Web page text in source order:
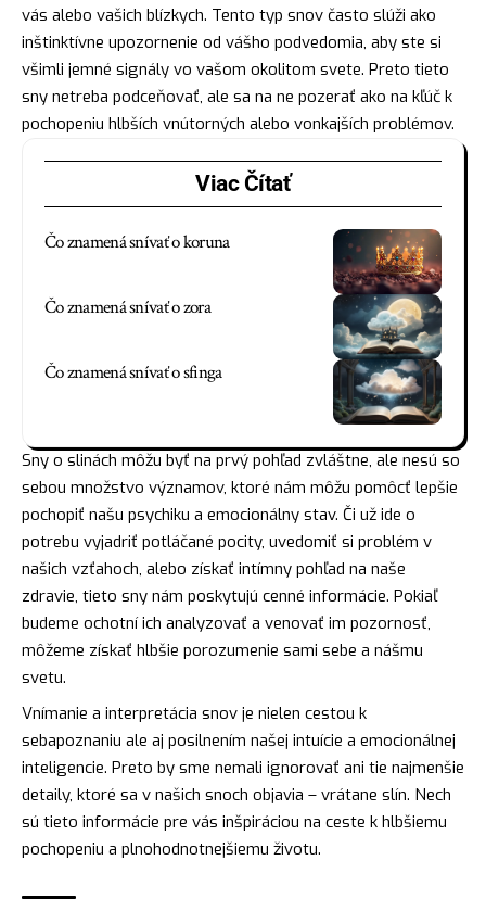
vás alebo vašich blízkych. Tento typ snov často slúži ako
inštinktívne upozornenie od vášho podvedomia, aby ste si
všimli jemné signály vo vašom okolitom svete. Preto tieto
sny netreba podceňovať, ale sa na ne pozerať ako na kľúč k
pochopeniu hlbších vnútorných alebo vonkajších problémov.
Viac Čítať
Čo znamená snívať o koruna
Čo znamená snívať o zora
Čo znamená snívať o sfinga
Sny o slinách môžu byť na prvý pohľad zvláštne, ale nesú so
sebou množstvo významov, ktoré nám môžu pomôcť lepšie
pochopiť našu psychiku a emocionálny stav. Či už ide o
potrebu vyjadriť potláčané pocity, uvedomiť si problém v
našich vzťahoch, alebo získať intímny pohľad na naše
zdravie, tieto sny nám poskytujú cenné informácie. Pokiaľ
budeme ochotní ich analyzovať a venovať im pozornosť,
môžeme získať hlbšie porozumenie sami sebe a nášmu
svetu.
Vnímanie a interpretácia snov je nielen cestou k
sebapoznaniu ale aj posilnením našej intuície a emocionálnej
inteligencie. Preto by sme nemali ignorovať ani tie najmenšie
detaily, ktoré sa v našich snoch objavia – vrátane slín. Nech
sú tieto informácie pre vás inšpiráciou na ceste k hlbšiemu
pochopeniu a plnohodnotnejšiemu životu.